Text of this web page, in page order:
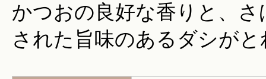
かつおの良好な香りと、
された旨味のあるダシが